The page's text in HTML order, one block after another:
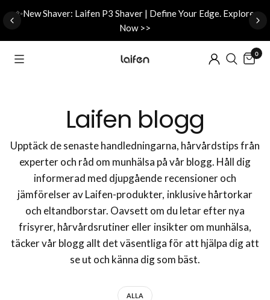
✨New Shaver: Laifen P3 Shaver | Define Your Edge. Explore
Now >>
0
Laifen blogg
Upptäck de senaste handledningarna, hårvårdstips från
experter och råd om munhälsa på vår blogg. Håll dig
informerad med djupgående recensioner och
jämförelser av Laifen-produkter, inklusive hårtorkar
och eltandborstar. Oavsett om du letar efter nya
frisyrer, hårvårdsrutiner eller insikter om munhälsa,
täcker vår blogg allt det väsentliga för att hjälpa dig att
se ut och känna dig som bäst.
ALLA